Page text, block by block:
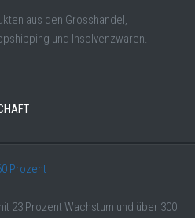
aus den Grosshandel,
und Insolvenzwaren.
Prozent
23 Prozent Wachstum und über 300